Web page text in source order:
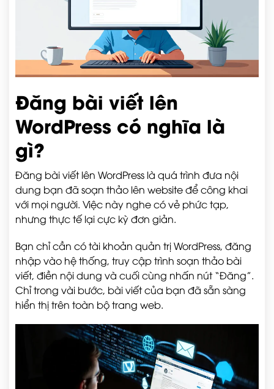
Đăng bài viết lên
WordPress có nghĩa là
gì?
Đăng bài viết lên WordPress là quá trình đưa nội
dung bạn đã soạn thảo lên website để công khai
với mọi người. Việc này nghe có vẻ phức tạp,
nhưng thực tế lại cực kỳ đơn giản.
Bạn chỉ cần có tài khoản quản trị WordPress, đăng
nhập vào hệ thống, truy cập trình soạn thảo bài
viết, điền nội dung và cuối cùng nhấn nút “Đăng”.
Chỉ trong vài bước, bài viết của bạn đã sẵn sàng
hiển thị trên toàn bộ trang web.